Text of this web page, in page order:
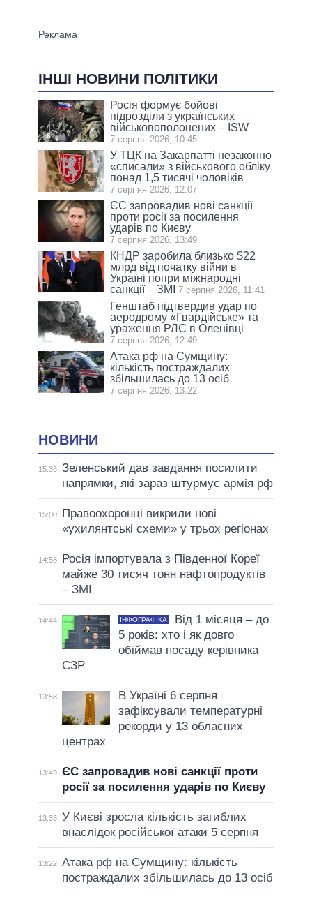
ІНШІ НОВИНИ ПОЛІТИКИ
Росія формує бойові
підрозділи з українських
військовополонених – ISW
7 серпня 2026, 10:45
У ТЦК на Закарпатті незаконно
«списали» з військового обліку
понад 1,5 тисячі чоловіків
7 серпня 2026, 12:07
ЄС запровадив нові санкції
проти росії за посилення
ударів по Києву
7 серпня 2026, 13:49
КНДР заробила близько $22
млрд від початку війни в
Україні попри міжнародні
санкції – ЗМІ
7 серпня 2026, 11:41
Генштаб підтвердив удар по
аеродрому «Гвардійське» та
ураження РЛС в Оленівці
7 серпня 2026, 12:49
Атака рф на Сумщину:
кількість постраждалих
збільшилась до 13 осіб
7 серпня 2026, 13:22
НОВИНИ
15:36 Зеленський дав завдання посилити
напрямки, які зараз штурмує армія рф
15:00
Правоохоронці викрили нові
«ухилянтські схеми» у трьох регіонах
14:58
Росія імпортувала з Південної Кореї
майже 30 тисяч тонн нафтопродуктів
– ЗМІ
14:44 ІНФОГРАФІКА
Від 1 місяця – до
5 років: хто і як довго
обіймав посаду керівника
СЗР
13:58
В Україні 6 серпня
зафіксували температурні
рекорди у 13 обласних
центрах
13:49 ЄС запровадив нові санкції проти
росії за посилення ударів по Києву
13:33 У Києві зросла кількість загиблих
внаслідок російської атаки 5 серпня
13:22 Атака рф на Сумщину: кількість
постраждалих збільшилась до 13 осіб